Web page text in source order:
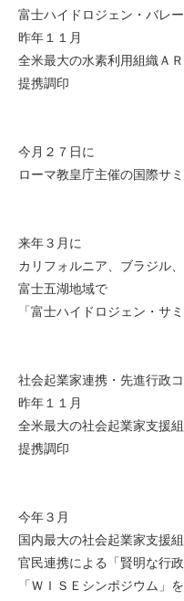
富士ハイドロジェン・バレ
昨年１１月
全米最大の水素利用組織Ａ
提携調印
今月２７日に
ローマ教皇庁主催の国際サ
来年３月に
カリフォルニア、ブラジル
富士五湖地域で
「富士ハイドロジェン・サ
社会起業家連携・先進行政
昨年１１月
全米最大の社会起業家支援
提携調印
今年３月
国内最大の社会起業家支援
官民連携による「賢明な行
「ＷＩＳＥシンポジウム」